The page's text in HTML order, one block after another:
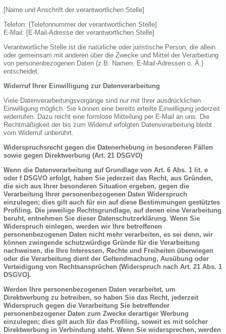
[Name und Anschrift der verantwortlichen Stelle]
Telefon: [Telefonnummer der verantwortlichen Stelle]
E-Mail: [E-Mail-Adresse der verantwortlichen Stelle]
Verantwortliche Stelle ist die natürliche oder juristische Person, die allein
oder gemeinsam mit anderen über die Zwecke und Mittel der Verarbeitung
von personenbezogenen Daten (z.B. Namen, E-Mail-Adressen o. Ä.)
entscheidet.
Widerruf Ihrer Einwilligung zur Datenverarbeitung
Viele Datenverarbeitungsvorgänge sind nur mit Ihrer ausdrücklichen
Einwilligung möglich. Sie können eine bereits erteilte Einwilligung jederzeit
widerrufen. Dazu reicht eine formlose Mitteilung per E-Mail an uns. Die
Rechtmäßigkeit der bis zum Widerruf erfolgten Datenverarbeitung bleibt
vom Widerruf unberührt.
Widerspruchsrecht gegen die Datenerhebung in besonderen Fällen
sowie gegen Direktwerbung (Art. 21 DSGVO)
Wenn die Datenverarbeitung auf Grundlage von Art. 6 Abs. 1 lit. e
oder f DSGVO erfolgt, haben Sie jederzeit das Recht, aus Gründen,
die sich aus Ihrer besonderen Situation ergeben, gegen die
Verarbeitung Ihrer personenbezogenen Daten Widerspruch
einzulegen; dies gilt auch für ein auf diese Bestimmungen gestütztes
Profiling. Die jeweilige Rechtsgrundlage, auf denen eine Verarbeitung
beruht, entnehmen Sie dieser Datenschutzerklärung. Wenn Sie
Widerspruch einlegen, werden wir Ihre betroffenen
personenbezogenen Daten nicht mehr verarbeiten, es sei denn, wir
können zwingende schutzwürdige Gründe für die Verarbeitung
nachweisen, die Ihre Interessen, Rechte und Freiheiten überwiegen
oder die Verarbeitung dient der Geltendmachung, Ausübung oder
Verteidigung von Rechtsansprüchen (Widerspruch nach Art. 21 Abs. 1
DSGVO).
Werden Ihre personenbezogenen Daten verarbeitet, um
Direktwerbung zu betreiben, so haben Sie das Recht, jederzeit
Widerspruch gegen die Verarbeitung Sie betreffender
personenbezogener Daten zum Zwecke derartiger Werbung
einzulegen; dies gilt auch für das Profiling, soweit es mit solcher
Direktwerbung in Verbindung steht. Wenn Sie widersprechen, werden